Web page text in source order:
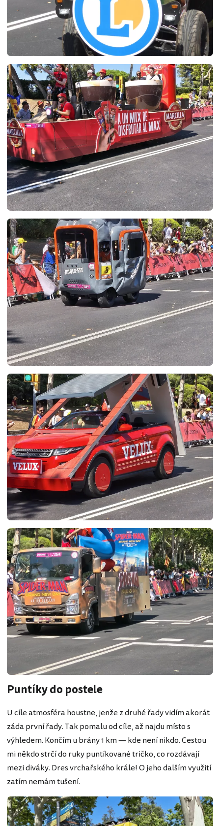
Puntíky do postele
U cíle atmosféra houstne, jenže z druhé řady vidím akorát
záda první řady. Tak pomalu od cíle, až najdu místo s
výhledem. Končím u brány 1 km — kde není nikdo. Cestou
mi někdo strčí do ruky puntíkované tričko, co rozdávají
mezi diváky. Dres vrchařského krále! O jeho dalším využití
zatím nemám tušení.